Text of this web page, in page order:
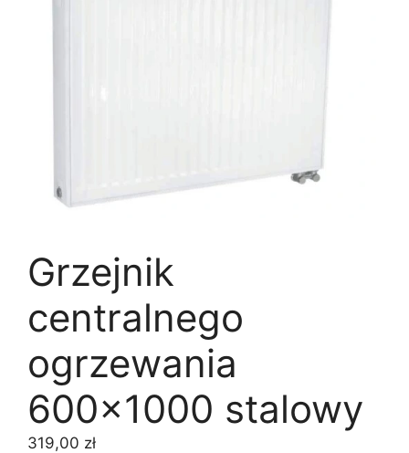
Grzejnik
centralnego
ogrzewania
600×1000 stalowy
319,00 zł